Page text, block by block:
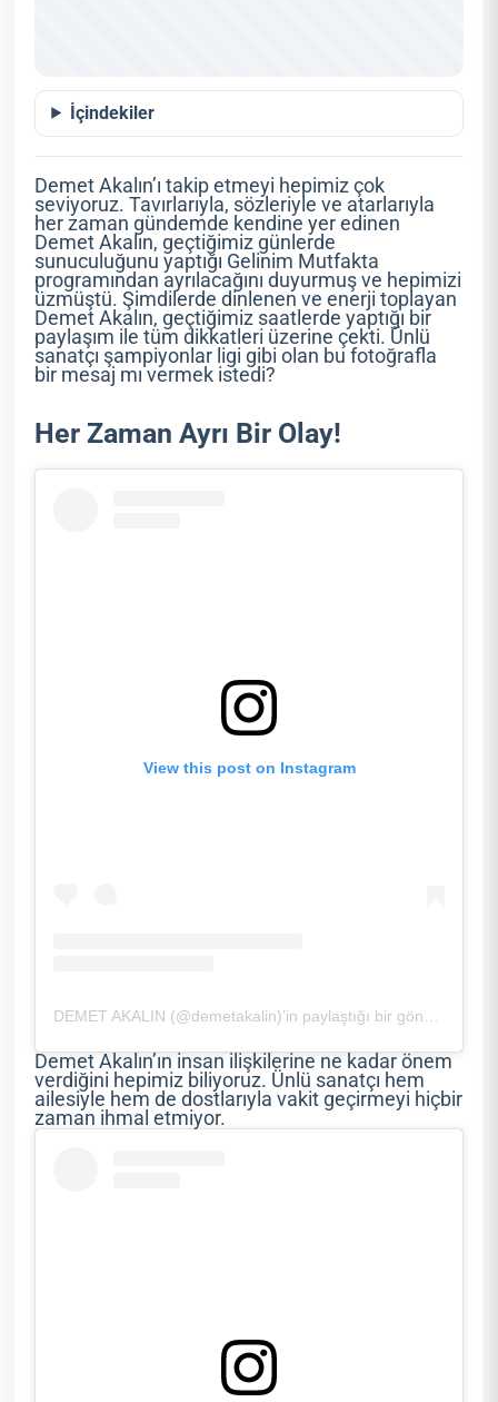
İçindekiler
Demet Akalın’ı takip etmeyi hepimiz çok
seviyoruz. Tavırlarıyla, sözleriyle ve atarlarıyla
her zaman gündemde kendine yer edinen
Demet Akalın, geçtiğimiz günlerde
sunuculuğunu yaptığı Gelinim Mutfakta
programından ayrılacağını duyurmuş ve hepimizi
üzmüştü. Şimdilerde dinlenen ve enerji toplayan
Demet Akalın, geçtiğimiz saatlerde yaptığı bir
paylaşım ile tüm dikkatleri üzerine çekti. Ünlü
sanatçı şampiyonlar ligi gibi olan bu fotoğrafla
bir mesaj mı vermek istedi?
Her Zaman Ayrı Bir Olay!
View this post on Instagram
Demet Akalın’ın insan ilişkilerine ne kadar önem
verdiğini hepimiz biliyoruz. Ünlü sanatçı hem
ailesiyle hem de dostlarıyla vakit geçirmeyi hiçbir
zaman ihmal etmiyor.